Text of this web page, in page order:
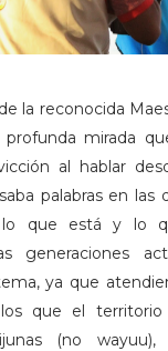
la reconocida
profunda mirada
al hablar
palabras en las
que está y lo
generaciones
ya que
que el
(no wayuu),